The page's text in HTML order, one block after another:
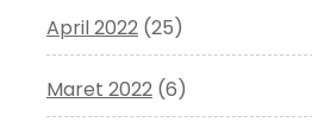
April 2022 (25)
Maret 2022 (6)